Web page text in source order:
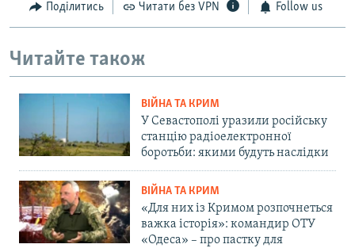
Поділитись Читати без VPN Follow us
Читайте також
ВІЙНА ТА КРИМ
У Севастополі уразили російську
станцію радіоелектронної
боротьби: якими будуть наслідки
ВІЙНА ТА КРИМ
«Для них із Кримом розпочнеться
важка історія»: командир ОТУ
«Одеса» – про пастку для